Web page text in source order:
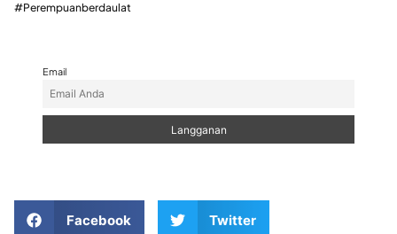
#Perempuanberdaulat
Email
Facebook Twitter